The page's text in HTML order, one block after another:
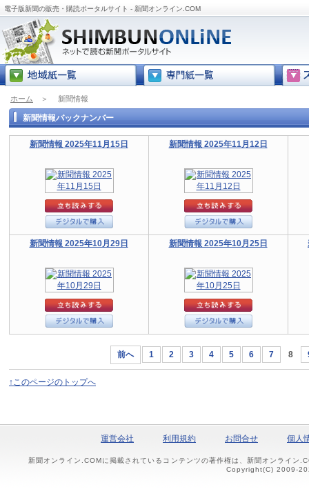
電子版新聞の販売・購読ポータルサイト - 新聞オンライン.COM
ホーム ＞ 新聞情報
新聞情報バックナンバー
新聞情報 2025年11月15日 新聞情報 2025年11月12日
新聞情報 2025年10月29日 新聞情報 2025年10月25日
前へ 1 2 3 4 5 6 7 8
↑このページのトップへ
運営会社 利用規約 お問合せ 個人
新聞オンライン.COMに掲載されているコンテンツの著作権は、新聞オンライン
Copyright(C) 2009-